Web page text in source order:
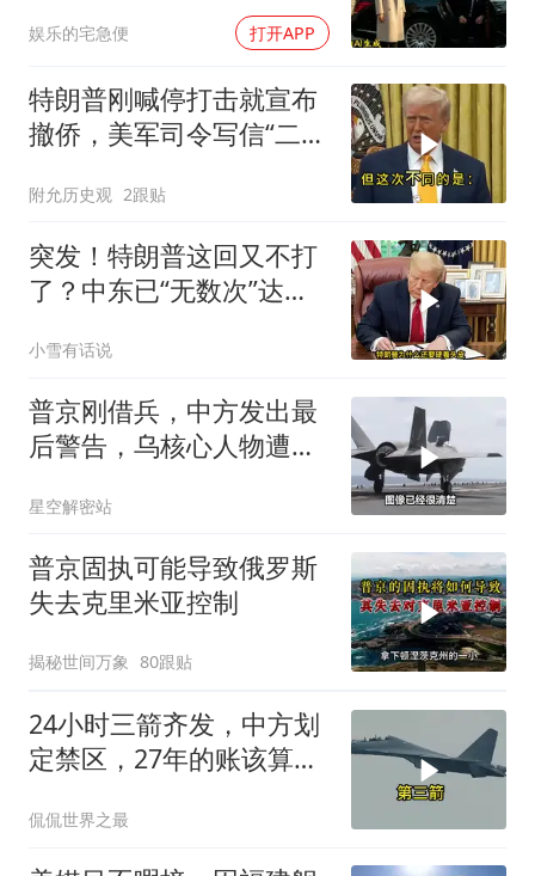
上了省长爸爸的专车
娱乐的宅急便 打开APP
特朗普刚喊停打击就宣布
撤侨，美军司令写信“二选
吗？
附允历史观 2跟贴
突发！特朗普这回又不打
了？中东已“无数次”达成
小雪有话说
普京刚借兵，中方发出最
后警告，乌核心人物遭斩
星空解密站
普京固执可能导致俄罗斯
失去克里米亚控制
揭秘世间万象 80跟贴
24小时三箭齐发，中方划
定禁区，27年的账该算
侃侃世界之最